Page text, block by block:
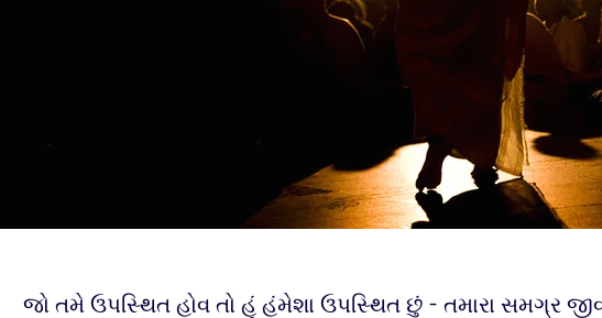
જો તમે ઉપસ્થિત હોવ તો હું હંમેશા ઉપસ્થિત છું - તમારા સમગ્ર